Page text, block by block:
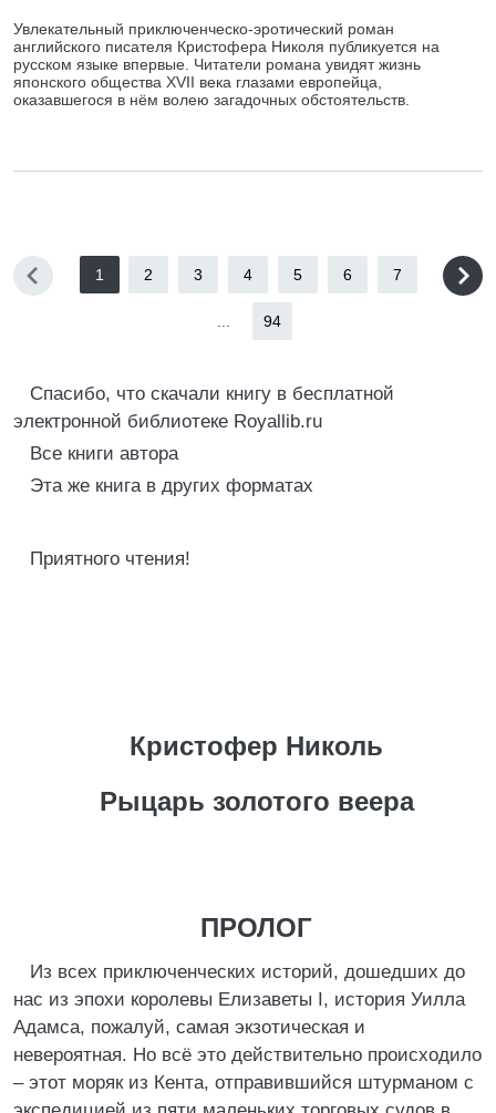
Увлекательный приключенческо-эротический роман
английского писателя Кристофера Николя публикуется на
русском языке впервые. Читатели романа увидят жизнь
японского общества XVII века глазами европейца,
оказавшегося в нём волею загадочных обстоятельств.
1 2 3 4 5 6 7
94
Спасибо, что скачали книгу в бесплатной
электронной библиотеке Royallib.ru
Все книги автора
Эта же книга в других форматах
Приятного чтения!
Кристофер Николь
Рыцарь золотого веера
ПРОЛОГ
Из всех приключенческих историй, дошедших до
нас из эпохи королевы Елизаветы I, история Уилла
Адамса, пожалуй, самая экзотическая и
невероятная. Но всё это действительно происходило
– этот моряк из Кента, отправившийся штурманом с